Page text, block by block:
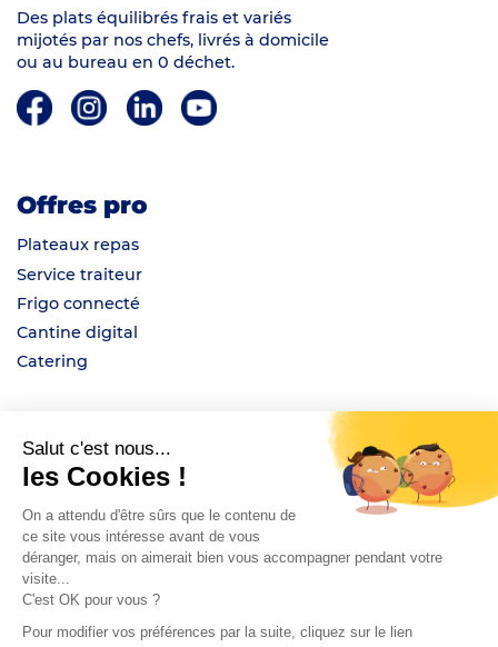
Salut c'est nous...
les Cookies !
On a attendu d'être sûrs que le contenu de
ce site vous intéresse avant de vous
déranger, mais on aimerait bien vous accompagner pendant votre
visite...
C'est OK pour vous ?
Pour modifier vos préférences par la suite, cliquez sur le lien
Des plats équilibrés frais et variés
mijotés par nos chefs, livrés à domicile
ou au bureau en 0 déchet.
Offres pro
Plateaux repas
Service traiteur
Frigo connecté
Cantine digital
Catering
À propos
Menu de la semaine
Qui sommes-nous ?
Devenir chef
Blog
Nous contacter